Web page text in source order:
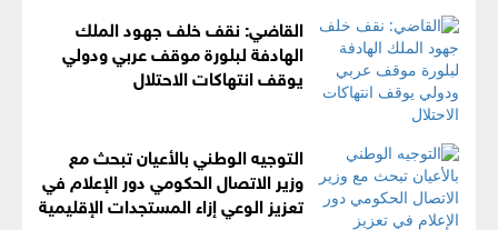
القاضي: نقف خلف جهود الملك
الهادفة لبلورة موقف عربي ودولي
يوقف انتهاكات الاحتلال
التوجيه الوطني بالأعيان تبحث مع
وزير الاتصال الحكومي دور الإعلام في
تعزيز الوعي إزاء المستجدات الإقليمية